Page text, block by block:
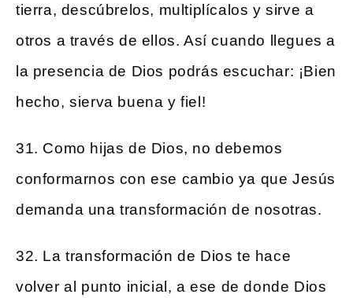
tierra, descúbrelos, multiplícalos y sirve a
otros a través de ellos. Así cuando llegues a
la presencia de Dios podrás escuchar: ¡Bien
hecho, sierva buena y fiel!
31. Como hijas de Dios, no debemos
conformarnos con ese cambio ya que Jesús
demanda una transformación de nosotras.
32. La transformación de Dios te hace
volver al punto inicial, a ese de donde Dios